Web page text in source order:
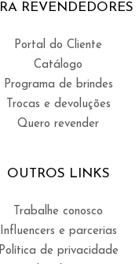
REVENDEDORES
Portal do Cliente
Catálogo
Programa de brindes
Trocas e devoluções
Quero revender
OUTROS LINKS
Trabalhe conosco
Influencers e parcerias
Política de privacidade